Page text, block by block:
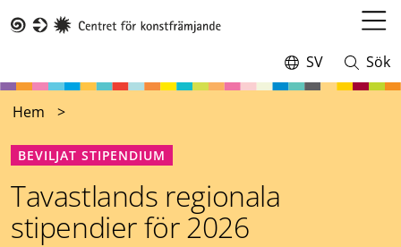
till
Switch
language,
SV
Öppna
och
Sök
Hem
BEVILJAT STIPENDIUM
Tavastlands regionala
stipendier för 2026